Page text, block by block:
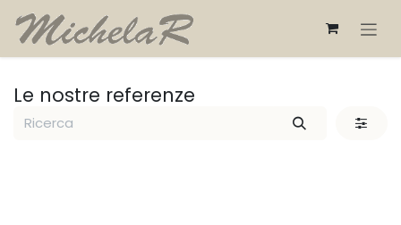
Passa al contenuto
Le nostre referenze